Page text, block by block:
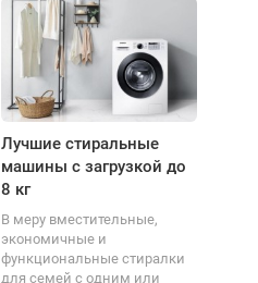
Лучшие стиральные
машины с загрузкой до
8 кг
В меру вместительные,
экономичные и
функциональные стиралки
для семей с одним или